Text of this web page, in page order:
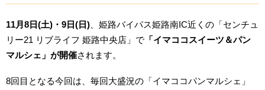
11月8日(土)・9日(日) 、姫路バイパス姫路南IC近くの「センチュ
リー21 リブライフ 姫路中央店」で 「イマココスイーツ＆パン
マルシェ」が開催されます。
8回目となる今回は、毎回大盛況の「イマココパンマルシェ」